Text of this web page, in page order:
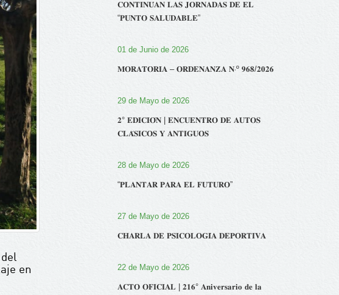
en
𝐂𝐎𝐍𝐓𝐈𝐍𝐔́𝐀𝐍 𝐋𝐀𝐒 𝐉𝐎𝐑𝐍𝐀𝐃𝐀𝐒 𝐃𝐄 𝐄𝐋
“𝐏𝐔𝐍𝐓𝐎 𝐒𝐀𝐋𝐔𝐃𝐀𝐁𝐋𝐄”
01 de Junio de 2026
𝐌𝐎𝐑𝐀𝐓𝐎𝐑𝐈𝐀 – 𝐎𝐑𝐃𝐄𝐍𝐀𝐍𝐙𝐀 𝐍‧º 𝟗𝟔𝟖/𝟐𝟎𝟐𝟔
29 de Mayo de 2026
𝟐° 𝐄𝐃𝐈𝐂𝐈𝐎́𝐍 | 𝐄𝐍𝐂𝐔𝐄𝐍𝐓𝐑𝐎 𝐃𝐄 𝐀𝐔𝐓𝐎𝐒
𝐂𝐋𝐀́𝐒𝐈𝐂𝐎𝐒 𝐘 𝐀𝐍𝐓𝐈𝐆𝐔𝐎𝐒
28 de Mayo de 2026
“𝐏𝐋𝐀𝐍𝐓𝐀𝐑 𝐏𝐀𝐑𝐀 𝐄𝐋 𝐅𝐔𝐓𝐔𝐑𝐎”
27 de Mayo de 2026
𝐂𝐇𝐀𝐑𝐋𝐀 𝐃𝐄 𝐏𝐒𝐈𝐂𝐎𝐋𝐎𝐆𝐈́𝐀 𝐃𝐄𝐏𝐎𝐑𝐓𝐈𝐕𝐀
22 de Mayo de 2026
𝐀𝐂𝐓𝐎 𝐎𝐅𝐈𝐂𝐈𝐀𝐋 | 𝟐𝟏𝟔° 𝐀𝐧𝐢𝐯𝐞𝐫𝐬𝐚𝐫𝐢𝐨 𝐝𝐞 𝐥𝐚